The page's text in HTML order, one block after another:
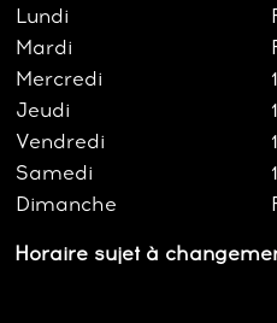
Lundi
Mardi
Mercredi
Jeudi
Vendredi
Samedi
Dimanche
Horaire sujet à